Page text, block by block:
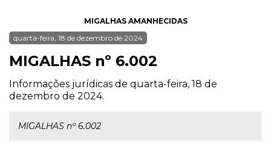
MIGALHAS AMANHECIDAS
quarta-feira, 18 de dezembro de 2024
MIGALHAS nº 6.002
Informações jurídicas de quarta-feira, 18 de
dezembro de 2024.
MIGALHAS nº 6.002